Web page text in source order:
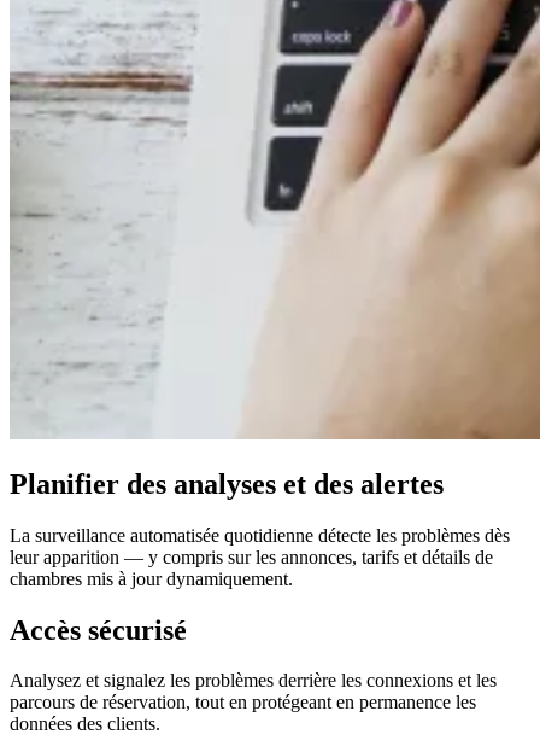
Planifier des analyses et des alertes
La surveillance automatisée quotidienne détecte les problèmes dès
leur apparition — y compris sur les annonces, tarifs et détails de
chambres mis à jour dynamiquement.
Accès sécurisé
Analysez et signalez les problèmes derrière les connexions et les
parcours de réservation, tout en protégeant en permanence les
données des clients.